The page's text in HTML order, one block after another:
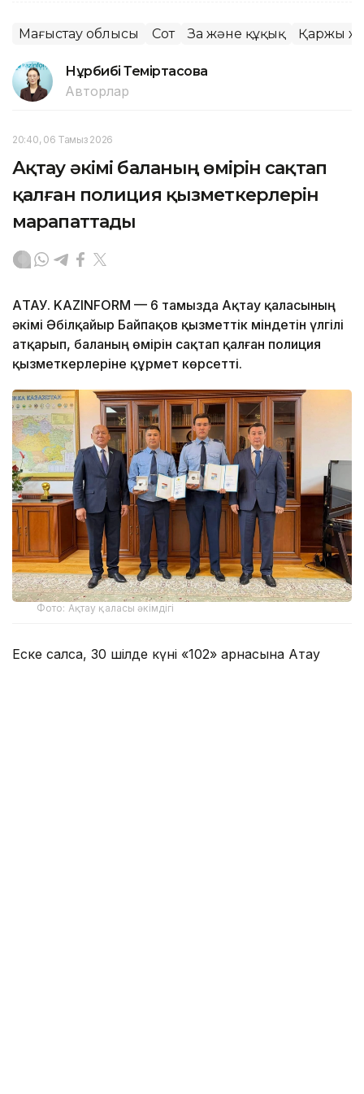
Маңғыстау облысы Сот Заң және құқық Қаржы
Нұрбибі Теміртасова
Авторлар
20:40, 06 Тамыз 2026
Ақтау әкімі баланың өмірін сақтап
қалған полиция қызметкерлерін
марапаттады
АҚТАУ. KAZINFORM — 6 тамызда Ақтау қаласының
әкімі Әбілқайыр Байпақов қызметтік міндетін үлгілі
атқарып, баланың өмірін сақтап қалған полиция
қызметкерлеріне құрмет көрсетті.
Фото: Ақтау қаласы әкімдігі
Еске салсақ, 30 шілде күні «102» арнасына Ақтау